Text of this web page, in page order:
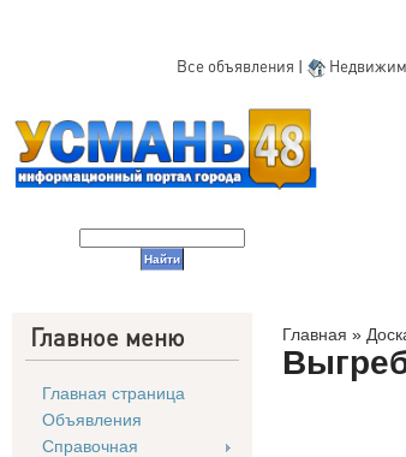
Все объявления |
Главное меню
Главная страница
Объявления
Справочная
Главная »